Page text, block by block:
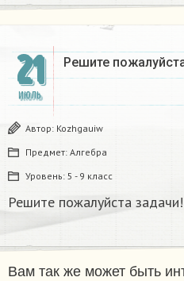
21
ИЮЛЬ
Решите
Автор: Kozhgauiw
Предмет: Алгебра
Уровень: 5 - 9 класс
Решите пожалуйста задачи!
Вам так же может быть